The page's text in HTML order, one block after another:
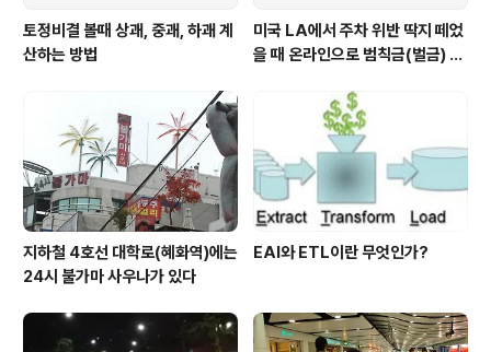
토정비결 볼때 상괘, 중괘, 하괘 계
산하는 방법
미국 LA에서 주차 위반 딱지 떼었
을 때 온라인으로 범칙금(벌금) 내
지하철 4호선 대학로(혜화역)에는
24시 불가마 사우나가 있다
EAI와 ETL이란 무엇인가?